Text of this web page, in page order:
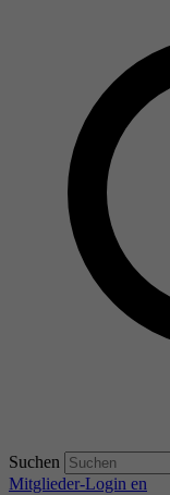
Suchen
Mitglieder-Login en